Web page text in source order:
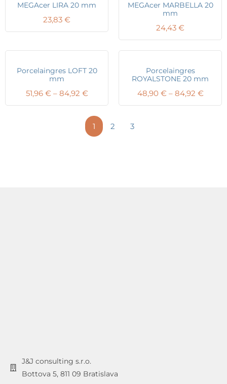
MEGAcer LIRA 20 mm
23,83 €
MEGAcer MARBELLA 20
mm
24,43 €
Porcelaingres LOFT 20
mm
51,96 € – 84,92 €Price
range:
51,96 €
through
84,92 €
Porcelaingres
ROYALSTONE 20 mm
48,90 € – 84,92 €Price
range:
1 2 3
J&J consulting s.r.o.
Bottova 5, 811 09 Bratislava